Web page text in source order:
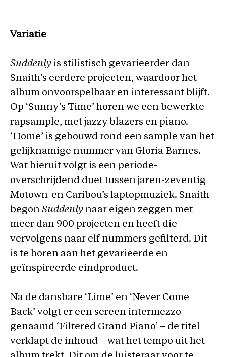
Variatie
Suddenly is stilistisch gevarieerder dan
Snaith’s eerdere projecten, waardoor het
album onvoorspelbaar en interessant blijft.
Op ‘Sunny’s Time’ horen we een bewerkte
rapsample, met jazzy blazers en piano.
‘Home’ is gebouwd rond een sample van het
gelijknamige nummer van Gloria Barnes.
Wat hieruit volgt is een periode-
overschrijdend duet tussen jaren-zeventig
Motown-en Caribou’s laptopmuziek. Snaith
begon Suddenly naar eigen zeggen met
meer dan 900 projecten en heeft die
vervolgens naar elf nummers gefilterd. Dit
is te horen aan het gevarieerde en
geïnspireerde eindproduct.
Na de dansbare ‘Lime’ en ‘Never Come
Back’ volgt er een sereen intermezzo
genaamd ‘Filtered Grand Piano’ – de titel
verklapt de inhoud – wat het tempo uit het